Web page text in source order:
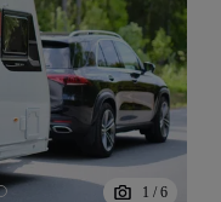
1 / 6